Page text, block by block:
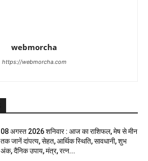
webmorcha
https://webmorcha.com
08 अगस्त 2026 शनिवार : आज का राशिफल, मेष से मीन
तक जानें दांपत्य, सेहत, आर्थिक स्थिति, सावधानी, शुभ
अंक, दैनिक उपाय, मंत्र, रत्न...